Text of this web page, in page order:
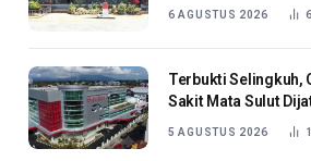
6 AGUSTUS 2026 6
Terbukti Selingkuh,
Sakit Mata Sulut
5 AGUSTUS 2026